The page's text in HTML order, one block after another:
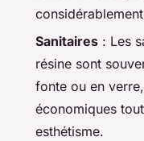
Sanitaires : Les
résine sont
fonte ou en
économiques
esthétisme.